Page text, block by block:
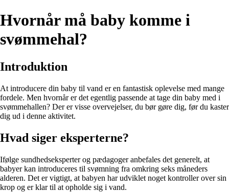
Hvornår må baby komme i
svømmehal?
Introduktion
At introducere din baby til vand er en fantastisk oplevelse med mange
fordele. Men hvornår er det egentlig passende at tage din baby med i
svømmehallen? Der er visse overvejelser, du bør gøre dig, før du kaster
dig ud i denne aktivitet.
Hvad siger eksperterne?
Ifølge sundhedseksperter og pædagoger anbefales det generelt, at
babyer kan introduceres til svømning fra omkring seks måneders
alderen. Det er vigtigt, at babyen har udviklet noget kontroller over sin
krop og er klar til at opholde sig i vand.